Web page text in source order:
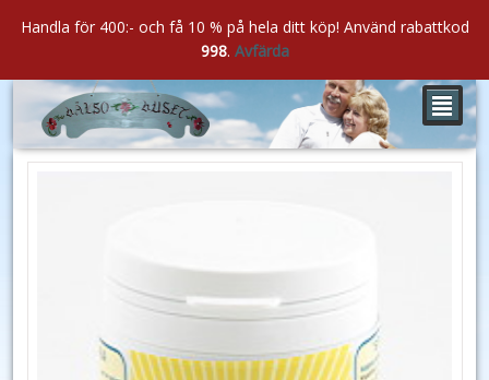
²
Handla för 400:- och få 10 % på hela ditt köp! Använd rabattkod
998. Avfärda